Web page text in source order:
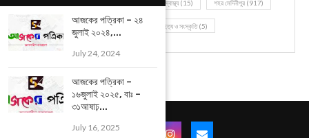
শরীর স্বাস্থ্য (15) শহর মেদিনীপুর (917)
শিক্ষা ব্যবস্থা (75) সম্পাদকীয় (20) সাহিত্য ও সংস্কৃতি(5)
আজকের পত্রিকা – ২৪
জুলাই ২০২৪,...
July 24, 2024
আজকের পত্রিকা –
১৬জুলাই ২০২৫, বাঃ –
৩১আষাঢ়...
July 16, 2025